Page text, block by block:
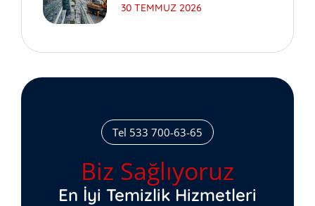
30 TEMMUZ 2026
Tel 533 700-63-65
Biz Sağlıyoruz
En İyi Temizlik Hizmetleri